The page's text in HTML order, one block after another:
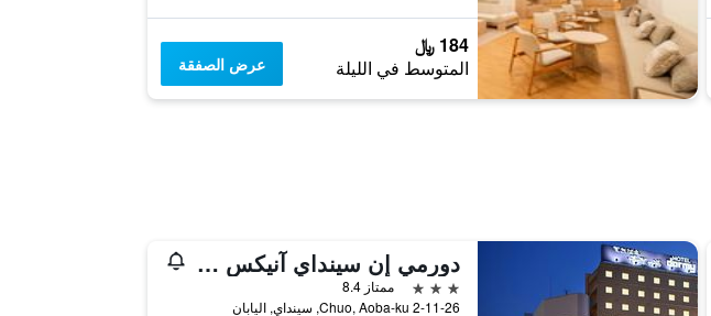
184 ﷼
المتوسط في الليلة عرض الصفقة
دورمي إن سينداي آنيكس ناتورال هوت سبرينغ
3 نجوم
ممتاز 8.4
2-11-26 Chuo, Aoba-ku, سينداي, اليابان